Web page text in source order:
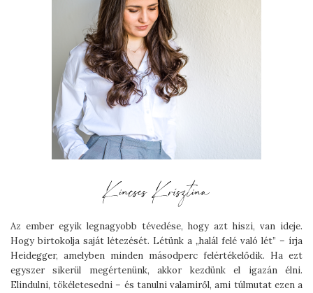
Az ember egyik legnagyobb tévedése, hogy azt hiszi, van ideje.
Hogy birtokolja saját létezését. Létünk a „halál felé való lét” – írja
Heidegger, amelyben minden másodperc felértékelődik. Ha ezt
egyszer sikerül megértenünk, akkor kezdünk el igazán élni.
Elindulni, tökéletesedni – és tanulni valamiről, ami túlmutat ezen a